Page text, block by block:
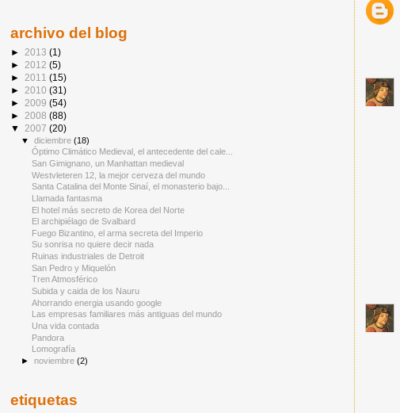
archivo del blog
► 2013 (1)
► 2012 (5)
► 2011 (15)
► 2010 (31)
► 2009 (54)
► 2008 (88)
▼ 2007 (20)
▼diciembre(18)
Óptimo Climático Medieval, el antecedente del cale...
San Gimignano, un Manhattan medieval
Westvleteren 12, la mejor cerveza del mundo
Santa Catalina del Monte Sinaí, el monasterio bajo...
Llamada fantasma
El hotel más secreto de Korea del Norte
El archipiélago de Svalbard
Fuego Bizantino, el arma secreta del Imperio
Su sonrisa no quiere decir nada
Ruinas industriales de Detroit
San Pedro y Miquelón
Tren Atmosférico
Subida y caida de los Nauru
Ahorrando energia usando google
Las empresas familiares más antiguas del mundo
Una vida contada
Pandora
Lomografía
► noviembre(2)
etiquetas